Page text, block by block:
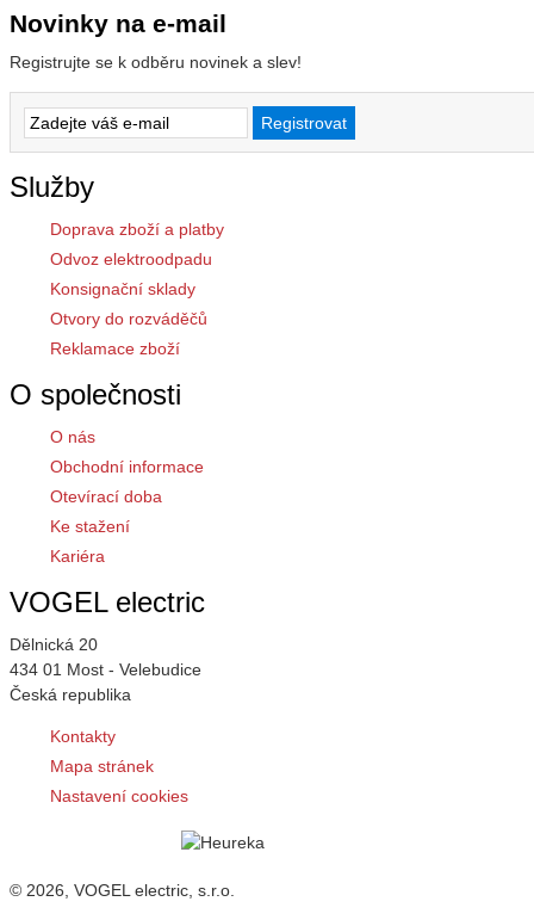
Novinky na e-mail
Registrujte se k odběru novinek a slev!
Služby
Doprava zboží a platby
Odvoz elektroodpadu
Konsignační sklady
Otvory do rozváděčů
Reklamace zboží
O společnosti
O nás
Obchodní informace
Otevírací doba
Ke stažení
Kariéra
VOGEL electric
Dělnická 20
434 01 Most - Velebudice
Česká republika
Kontakty
Mapa stránek
Nastavení cookies
© 2026, VOGEL electric, s.r.o.